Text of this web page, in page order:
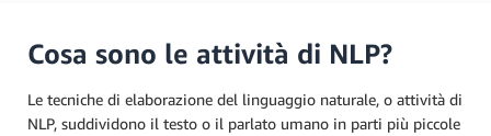
Cosa sono le attività di NLP?
Le tecniche di elaborazione del linguaggio naturale, o attività di
NLP, suddividono il testo o il parlato umano in parti più piccole